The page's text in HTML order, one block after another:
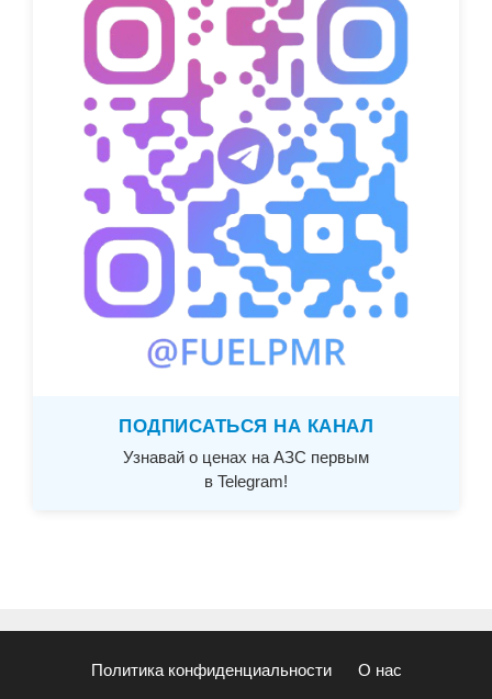
ПОДПИСАТЬСЯ НА КАНАЛ
Узнавай о ценах на АЗС первым
в Telegram!
Политика конфиденциальности О нас